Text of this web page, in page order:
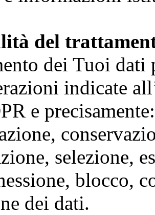
del
dei Tuoi dati
indicate
e
selezione,
blocco,
dei dati.